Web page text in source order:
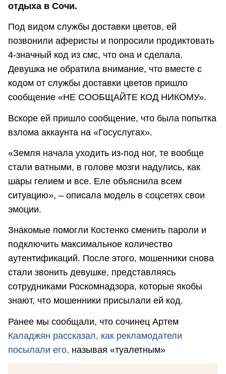
отдыха в Сочи.
Под видом службы доставки цветов, ей
позвонили аферисты и попросили продиктовать
4-значный код из смс, что она и сделала.
Девушка не обратила внимание, что вместе с
кодом от службы доставки цветов пришло
сообщение «НЕ СООБЩАЙТЕ КОД НИКОМУ».
Вскоре ей пришло сообщение, что была попытка
взлома аккаунта на «Госуслугах».
«Земля начала уходить из-под ног, те вообще
стали ватными, в голове мозги надулись, как
шары гелием и все. Еле объяснила всем
ситуацию», – описала модель в соцсетях свои
эмоции.
Знакомые помогли Костенко сменить пароли и
подключить максимальное количество
аутентификаций. После этого, мошенники снова
стали звонить девушке, представляясь
сотрудниками Роскомнадзора, которые якобы
знают, что мошенники присылали ей код.
Ранее мы сообщали, что сочинец Артем
Каладжян рассказал, как рекламодатели
посылали его, называя «туалетным»